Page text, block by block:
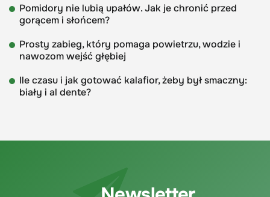
Pomidory nie lubią upałów. Jak je chronić przed
gorącem i słońcem?
Prosty zabieg, który pomaga powietrzu, wodzie i
nawozom wejść głębiej
Ile czasu i jak gotować kalafior, żeby był smaczny:
biały i al dente?